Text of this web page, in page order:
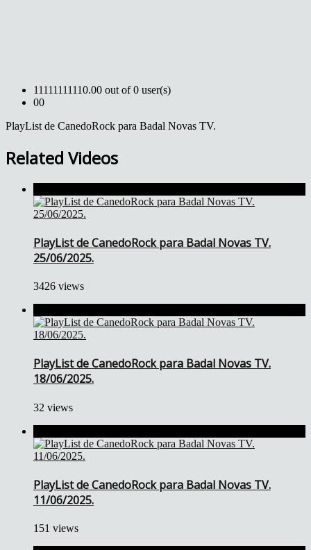
11111111110.00 out of 0 user(s)
00
PlayList de CanedoRock para Badal Novas TV.
Related Videos
PlayList de CanedoRock para Badal Novas TV.
25/06/2025.
3426 views
PlayList de CanedoRock para Badal Novas TV.
18/06/2025.
32 views
PlayList de CanedoRock para Badal Novas TV.
11/06/2025.
151 views